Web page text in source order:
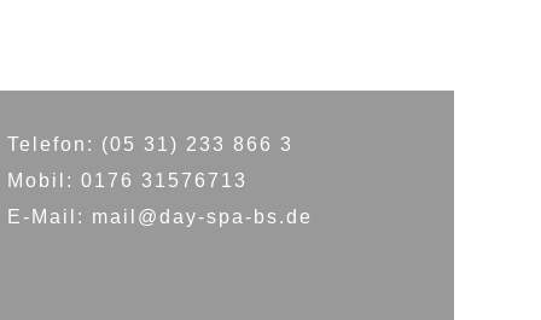
Telefon: (05 31) 233 866 3
Mobil: 0176 31576713
E-Mail: mail@day-spa-bs.de